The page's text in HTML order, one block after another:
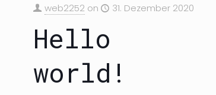
web2252 on 31. Dezember 2020
Hello
world!